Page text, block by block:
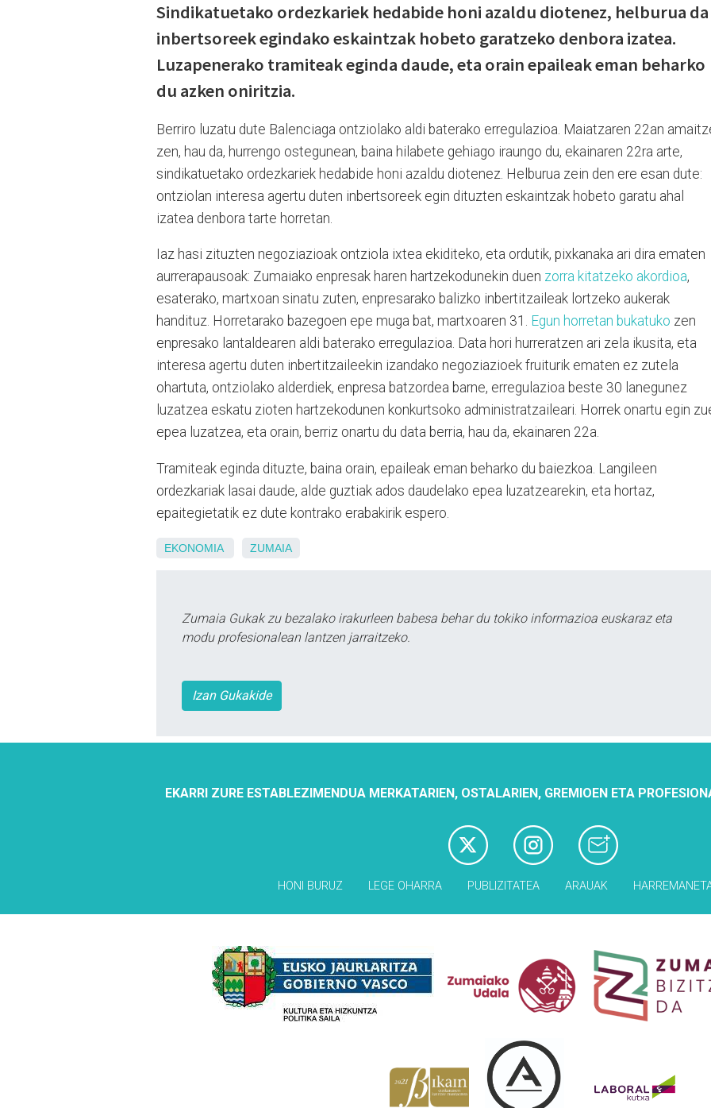
Sindikatuetako ordezkariek hedabide honi azaldu diotenez, helburua da
inbertsoreek egindako eskaintzak hobeto garatzeko denbora izatea.
Luzapenerako tramiteak eginda daude, eta orain epaileak eman beharko
du azken oniritzia.
Berriro luzatu dute Balenciaga ontziolako aldi baterako erregulazioa. Maiatzaren 22an
zen, hau da, hurrengo ostegunean, baina hilabete gehiago iraungo du, ekainaren 22ra arte,
sindikatuetako ordezkariek hedabide honi azaldu diotenez. Helburua zein den ere esan dute:
ontziolan interesa agertu duten inbertsoreek egin dituzten eskaintzak hobeto garatu ahal
izatea denbora tarte horretan.
Iaz hasi zituzten negoziazioak ontziola ixtea ekiditeko, eta ordutik, pixkanaka ari dira ematen
aurrerapausoak: Zumaiako enpresak haren hartzekodunekin duen zorra kitatzeko akordioa,
esaterako, martxoan sinatu zuten, enpresarako balizko inbertitzaileak lortzeko aukerak
handituz. Horretarako bazegoen epe muga bat, martxoaren 31. Egun horretan bukatuko zen
enpresako lantaldearen aldi baterako erregulazioa. Data hori hurreratzen ari zela ikusita, eta
interesa agertu duten inbertitzaileekin izandako negoziazioek fruiturik ematen ez zutela
ohartuta, ontziolako alderdiek, enpresa batzordea barne, erregulazioa beste 30 lanegunez
luzatzea eskatu zioten hartzekodunen konkurtsoko administratzaileari. Horrek onartu egin
epea luzatzea, eta orain, berriz onartu du data berria, hau da, ekainaren 22a.
Tramiteak eginda dituzte, baina orain, epaileak eman beharko du baiezkoa. Langileen
ordezkariak lasai daude, alde guztiak ados daudelako epea luzatzearekin, eta hortaz,
epaitegietatik ez dute kontrako erabakirik espero.
EKONOMIA ZUMAIA
Zumaia Gukak zu bezalako irakurleen babesa behar du tokiko informazioa euskaraz eta
modu profesionalean lantzen jarraitzeko.
Izan Gukakide
EKARRI ZURE ESTABLEZIMENDUA MERKATARIEN, OSTALARIEN, GREMIOEN ETA
HONI BURUZ LEGE OHARRA PUBLIZITATEA ARAUAK